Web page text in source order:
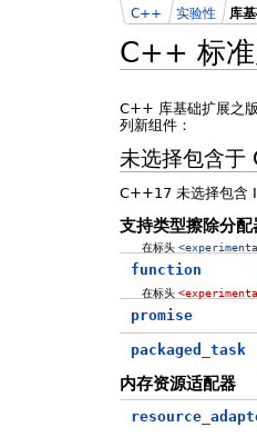
C++ 标准
C++ 实验性 库
C++ 库基础扩展之
列新组件：
未选择包含
C++17 未选择包含
支持类型擦除分
在标头
function
在标头
promise
packaged_task
内存资源适配器